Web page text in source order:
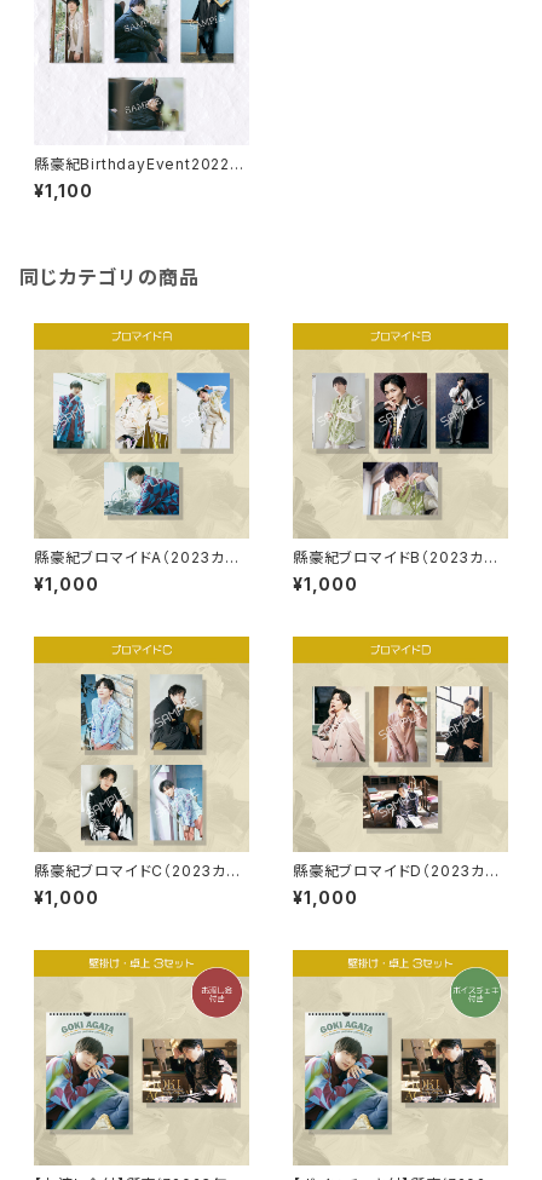
縣豪紀BirthdayEvent2022ブ
ロマイドB
¥1,100
同じカテゴリの商品
縣豪紀ブロマイドA（2023カレ
ンダーアザーカット）
¥1,000
縣豪紀ブロマイドB（2023カレ
ンダーアザーカット）
¥1,000
縣豪紀ブロマイドC（2023カレ
ンダーアザーカット）
¥1,000
縣豪紀ブロマイドD（2023カレ
ンダーアザーカット）
¥1,000